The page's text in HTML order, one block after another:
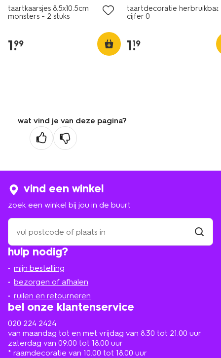
taartkaarsjes 8.5x10.5cm
monsters - 2 stuks
1.
99
taartdecoratie
cijfer 0
1.
19
wat vind je van deze pagina?
hulp nodig?
mijn bestelling
bezorgen of afhalen
ruilen en retourneren
bel onze klantenservice
020 224 2424
van maandag tot en met vrijdag van 8.30 tot 21.00 uur
zaterdag van 09.00 tot 18.00 uur
* raamdecoratie van 10.00 tot 18.00 uur
vind een winkel
zoek een winkel bij jou in de buurt
zoek
een
winkel
bij
in
de
buurt